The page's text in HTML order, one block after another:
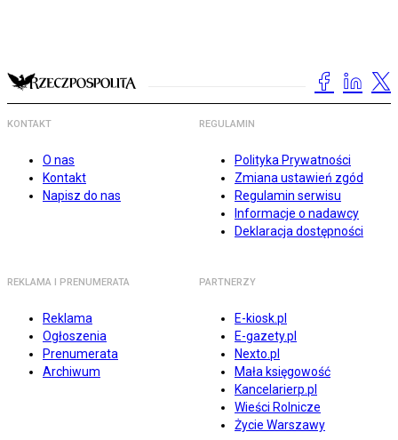
KONTAKT
O nas
Kontakt
Napisz do nas
REGULAMIN
Polityka Prywatności
Zmiana ustawień zgód
Regulamin serwisu
Informacje o nadawcy
Deklaracja dostępności
REKLAMA I PRENUMERATA
Reklama
Ogłoszenia
Prenumerata
Archiwum
PARTNERZY
E-kiosk.pl
E-gazety.pl
Nexto.pl
Mała księgowość
Kancelarierp.pl
Wieści Rolnicze
Życie Warszawy